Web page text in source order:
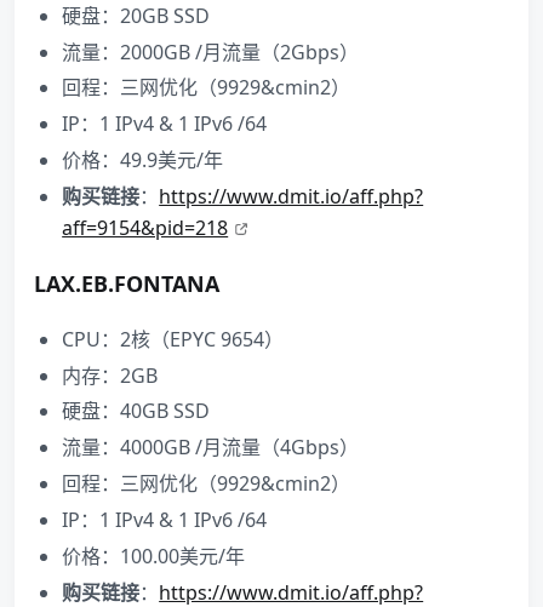
硬盘：20GB SSD
流量：2000GB /月流量（2Gbps）
回程：三网优化（9929&cmin2）
IP：1 IPv4 & 1 IPv6 /64
价格：49.9美元/年
购买链接： https://www.dmit.io/aff.php?
aff=9154&pid=218
LAX.EB.FONTANA
CPU：2核（EPYC 9654）
内存：2GB
硬盘：40GB SSD
流量：4000GB /月流量（4Gbps）
回程：三网优化（9929&cmin2）
IP：1 IPv4 & 1 IPv6 /64
价格：100.00美元/年
购买链接： https://www.dmit.io/aff.php?